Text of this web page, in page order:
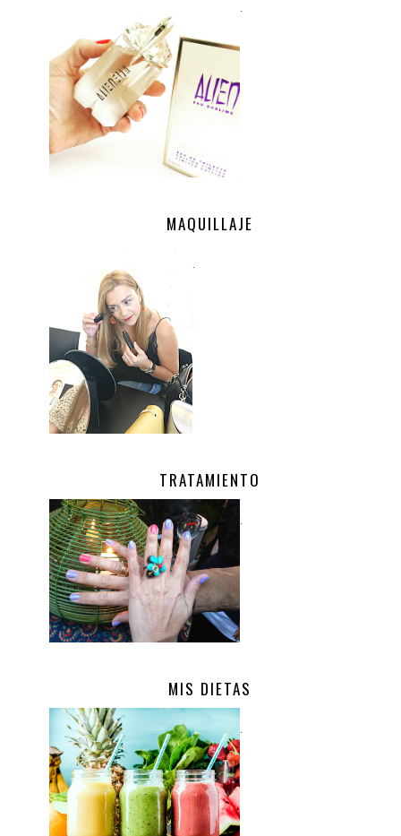
.
MAQUILLAJE
.
TRATAMIENTO
.
MIS DIETAS
.